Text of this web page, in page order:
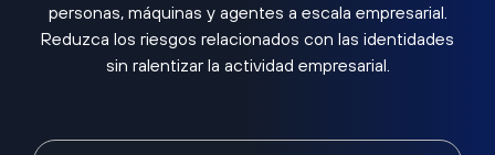
personas, máquinas y agentes a escala empresarial.
Reduzca los riesgos relacionados con las identidades
sin ralentizar la actividad empresarial.